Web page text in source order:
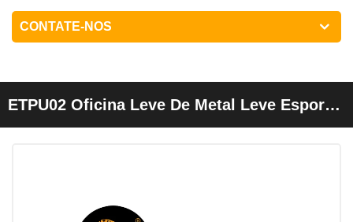
CONTATE-NOS
ETPU02 Oficina Leve De Metal Leve Esporte